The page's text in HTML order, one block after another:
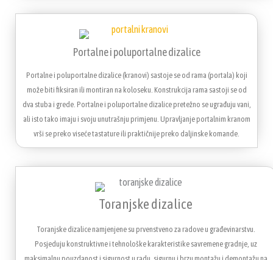
Portalne i poluportalne dizalice
Portalne i poluportalne dizalice (kranovi) sastoje se od rama (portala) koji
može biti fiksiran ili montiran na koloseku. Konstrukcija rama sastoji se od
dva stuba i grede. Portalne i poluportalne dizalice pretežno se ugrađuju vani,
ali isto tako imaju i svoju unutrašnju primjenu. Upravljanje portalnim kranom
vrši se preko viseće tastature ili praktičnije preko daljinske komande.
Toranjske dizalice
Toranjske dizalice namjenjene su prvenstveno za radove u građevinarstvu.
Posjeduju konstruktivne i tehnološke karakteristike savremene gradnje, uz